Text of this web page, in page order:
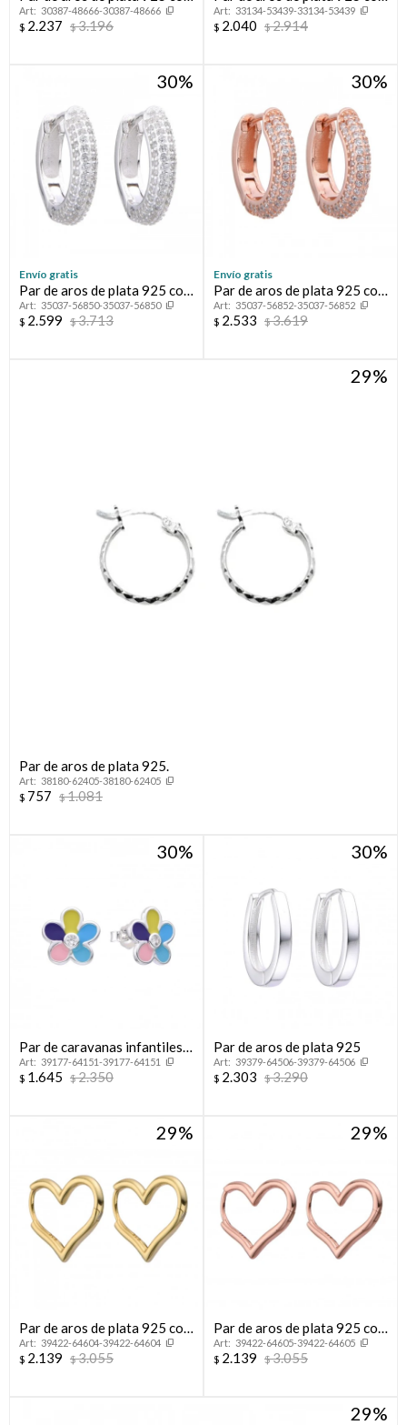
baño de oro rosado con
circonias, HOJAS.
30387-48666-30387-48666
$ 2.237 $3.196
circonias.
33134-53439-33134-53439
$ 2.040 $2.914
30
Envío gratis
Par de aros de plata 925 con
circonias.
35037-56850-35037-56850
$ 2.599 $3.713
30
Envío gratis
Par de aros de plata 925 con
baño de oro rosado y
circonias.
35037-56852-35037-56852
$ 2.533 $3.619
29
Par de aros de plata 925.
38180-62405-38180-62405
$ 757 $1.081
30
Par de caravanas infantiles
en plata 925, FLOR.
39177-64151-39177-64151
$ 1.645 $2.350
30
Par de aros de plata 925
39379-64506-39379-64506
$ 2.303 $3.290
29
Par de aros de plata 925 con
baño de oro amarillo,
CORAZON.
39422-64604-39422-64604
$ 2.139 $3.055
29
Par de aros de plata 925 con
baño de oro rosado.
39422-64605-39422-64605
$ 2.139 $3.055
29